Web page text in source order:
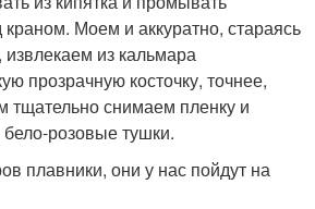
Моем и аккуратно, стараясь
из кальмара
прозрачную косточку, точнее,
тщательно снимаем пленку и
розовые тушки.
плавники, они у нас пойдут на